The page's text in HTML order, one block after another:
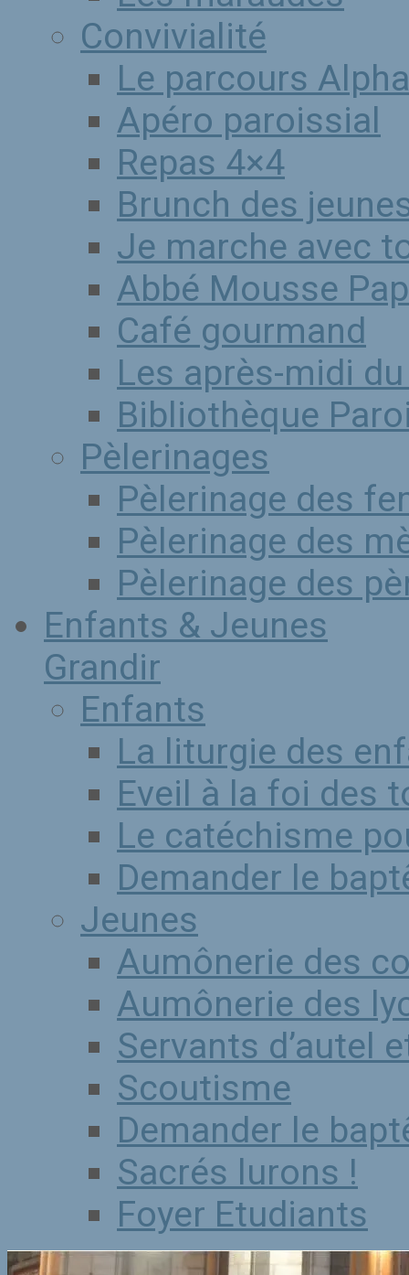
Convivialité
Le parcours Alpha
Apéro paroissial
Repas 4×4
Brunch des
Je marche avec
Abbé Mousse
Café gourmand
Les après-midi
Bibliothèque
Pèlerinages
Pèlerinage des
Pèlerinage des
Pèlerinage des
Enfants & Jeunes
Grandir
Enfants
La liturgie des
Eveil à la foi des
Le catéchisme
Demander le
Jeunes
Aumônerie des
Aumônerie des
Servants d’autel
Scoutisme
Demander le
Sacrés lurons !
Foyer Etudiants